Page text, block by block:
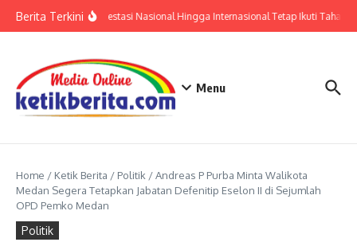
Berita Terkini
Polri: Sertifikat Prestasi Nasional Hingga Internasional Tetap Ikuti Tahapan
Menu
Home / Ketik Berita / Politik /Andreas P Purba Minta Walikota
Medan Segera Tetapkan Jabatan Defenitip Eselon II di Sejumlah
OPD Pemko Medan
Politik